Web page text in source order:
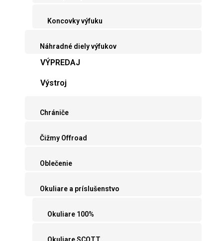
Koncovky výfuku
Náhradné diely výfukov
VÝPREDAJ
Výstroj
Chrániče
Čižmy Offroad
Oblečenie
Okuliare a príslušenstvo
Okuliare 100%
Okuliare SCOTT